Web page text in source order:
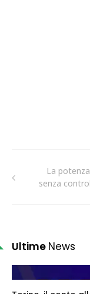
La
senza
Ultime News